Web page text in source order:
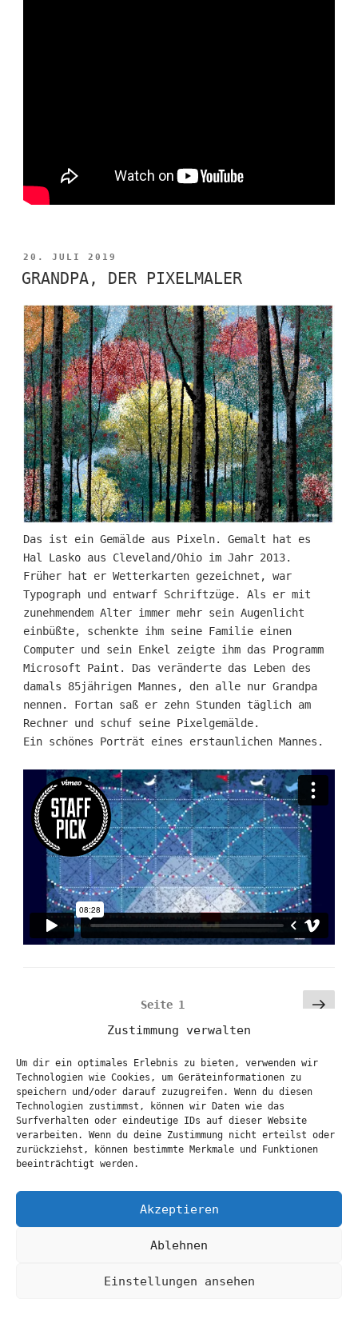
Zustimmung verwalten
Um dir ein optimales Erlebnis zu bieten, verwenden wir
Technologien wie Cookies, um Geräteinformationen zu
speichern und/oder darauf zuzugreifen. Wenn du diesen
Technologien zustimmst, können wir Daten wie das
Surfverhalten oder eindeutige IDs auf dieser Website
verarbeiten. Wenn du deine Zustimmung nicht erteilst oder
zurückziehst, können bestimmte Merkmale und Funktionen
beeinträchtigt werden.
Akzeptieren
Ablehnen
Einstellungen ansehen
VERÖFFENTLICHT
AM
20. JULI 2019
GRANDPA, DER PIXELMALER
Das ist ein Gemälde aus Pixeln. Gemalt hat es
Hal Lasko aus Cleveland/Ohio im Jahr 2013.
Früher hat er Wetterkarten gezeichnet, war
Typograph und entwarf Schriftzüge. Als er mit
zunehmendem Alter immer mehr sein Augenlicht
einbüßte, schenkte ihm seine Familie einen
Computer und sein Enkel zeigte ihm das Programm
Microsoft Paint. Das veränderte das Leben des
damals 85jährigen Mannes, den alle nur Grandpa
nennen. Fortan saß er zehn Stunden täglich am
Rechner und schuf seine Pixelgemälde.
Ein schönes Porträt eines erstaunlichen Mannes.
Seitennummerierung
Seite 1
KATEGORIEN
Film
Foto